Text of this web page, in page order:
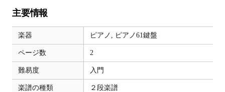
主要情報
楽器 ピアノ, ピアノ61鍵盤
ページ数 2
難易度 入門
楽譜の種類 ２段楽譜